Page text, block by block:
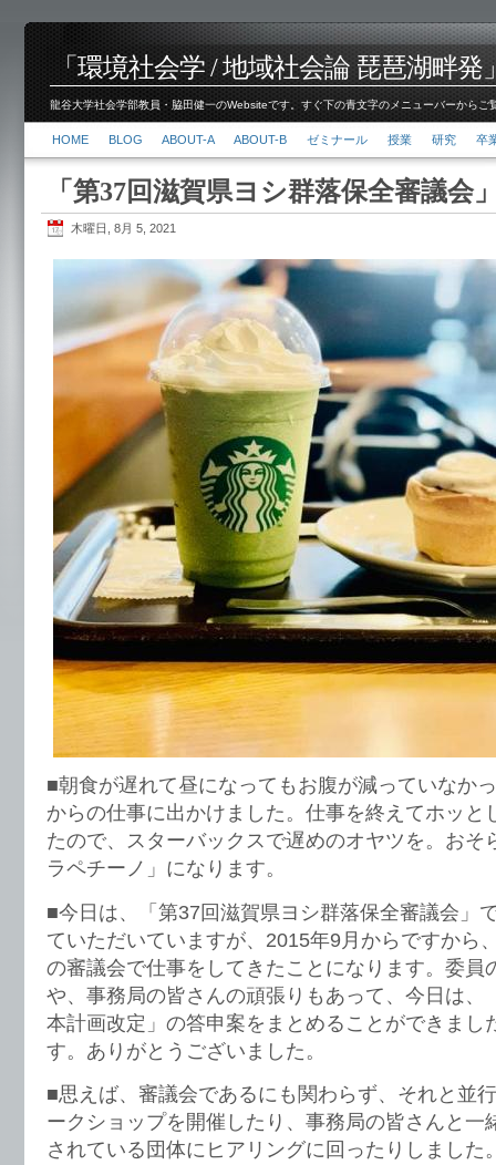
「環境社会学 / 地域社会論 琵琶湖畔発
龍谷大学社会学部教員・脇田健一のWebsiteです。すぐ下の青文字のメニューバーから
HOME BLOG ABOUT-A ABOUT-B ゼミナール 授業 研究 卒
「第37回滋賀県ヨシ群落保全審議会
木曜日, 8月 5, 2021
■朝食が遅れて昼になってもお腹が減っていなか
からの仕事に出かけました。仕事を終えてホッと
たので、スターバックスで遅めのオヤツを。おそ
ラペチーノ」になります。
■今日は、「第37回滋賀県ヨシ群落保全審議会」
ていただいていますが、2015年9月からですから
の審議会で仕事をしてきたことになります。委員
や、事務局の皆さんの頑張りもあって、今日は、
本計画改定」の答申案をまとめることができまし
す。ありがとうございました。
■思えば、審議会であるにも関わらず、それと並
ークショップを開催したり、事務局の皆さんと一
されている団体にヒアリングに回ったりしました